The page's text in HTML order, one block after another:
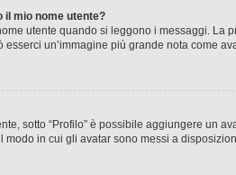
il mio nome utente?
utente quando si leggono i messaggi. La
un’immagine più grande nota come
sotto “Profilo” è possibile aggiungere un
in cui gli avatar sono messi a